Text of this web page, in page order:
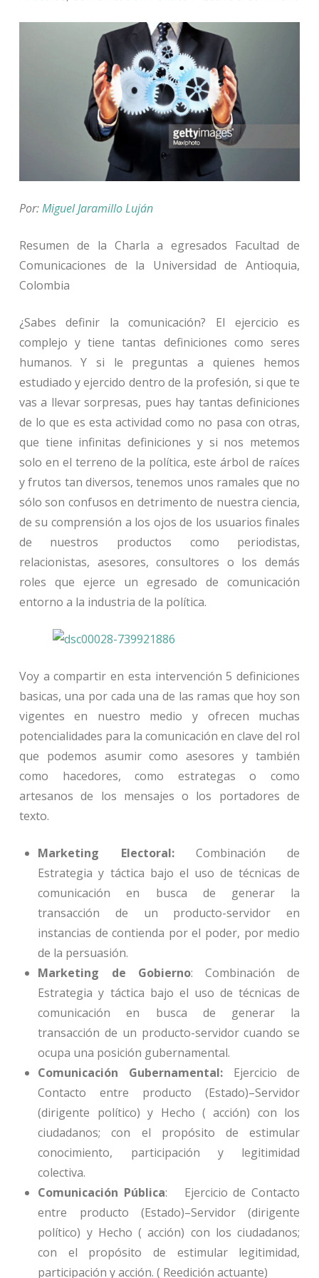
Por:Miguel Jaramillo Luján
Resumen de la Charla a egresados Facultad de
Comunicaciones de la Universidad de Antioquia,
Colombia
¿Sabes definir la comunicación? El ejercicio es
complejo y tiene tantas definiciones como seres
humanos. Y si le preguntas a quienes hemos
estudiado y ejercido dentro de la profesión, si que te
vas a llevar sorpresas, pues hay tantas definiciones
de lo que es esta actividad como no pasa con otras,
que tiene infinitas definiciones y si nos metemos
solo en el terreno de la política, este árbol de raíces
y frutos tan diversos, tenemos unos ramales que no
sólo son confusos en detrimento de nuestra ciencia,
de su comprensión a los ojos de los usuarios finales
de nuestros productos como periodistas,
relacionistas, asesores, consultores o los demás
roles que ejerce un egresado de comunicación
entorno a la industria de la política.
Voy a compartir en esta intervención 5 definiciones
basicas, una por cada una de las ramas que hoy son
vigentes en nuestro medio y ofrecen muchas
potencialidades para la comunicación en clave del rol
que podemos asumir como asesores y también
como hacedores, como estrategas o como
artesanos de los mensajes o los portadores de
texto.
Marketing Electoral:Combinación de
Estrategia y táctica bajo el uso de técnicas de
comunicación en busca de generar la
transacción de un producto-servidor en
instancias de contienda por el poder, por medio
de la persuasión.
Marketing de Gobierno: Combinación de
Estrategia y táctica bajo el uso de técnicas de
comunicación en busca de generar la
transacción de un producto-servidor cuando se
ocupa una posición gubernamental.
Comunicación Gubernamental:Ejercicio de
Contacto entre producto (Estado)–Servidor
(dirigente político) y Hecho ( acción) con los
ciudadanos; con el propósito de estimular
conocimiento, participación y legitimidad
colectiva.
Comunicación Pública: Ejercicio de Contacto
entre producto (Estado)–Servidor (dirigente
político) y Hecho ( acción) con los ciudadanos;
con el propósito de estimular legitimidad,
participación y acción. ( Reedición actuante)